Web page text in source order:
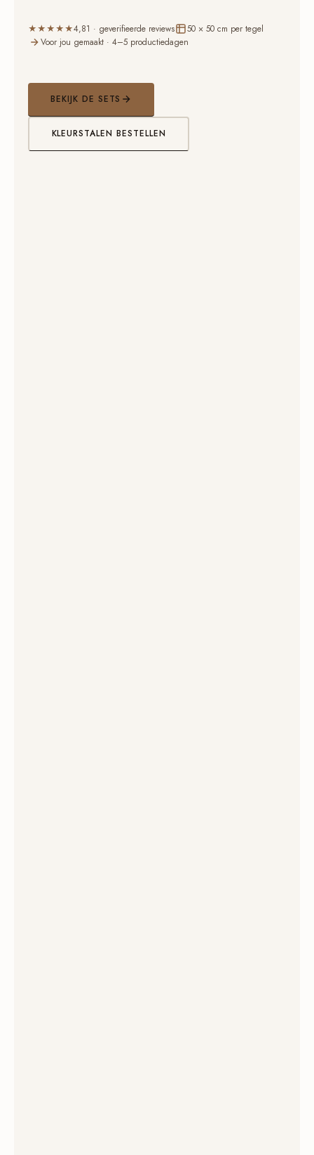
★★★★★4,81 · geverifieerde reviews
50 × 50 cm per tegel
Voor jou gemaakt · 4–5 productiedagen
BEKIJK DE SETS
KLEURSTALEN BESTELLEN